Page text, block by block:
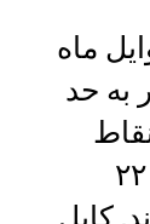
ماه
به حد
کابل در یک ‌شبانه‌روز بیش از ۲۲
کابل